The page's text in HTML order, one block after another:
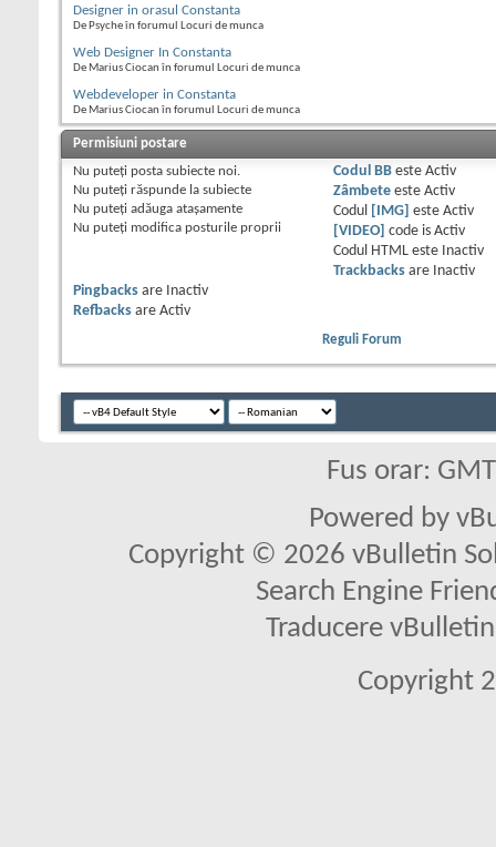
Designer in orasul Constanta
De Psyche în forumul Locuri de munca
Web Designer In Constanta
De Marius Ciocan în forumul Locuri de munca
Webdeveloper in Constanta
De Marius Ciocan în forumul Locuri de munca
Permisiuni postare
Nu puteţi posta subiecte noi.
Nu puteţi răspunde la subiecte
Nu puteţi adăuga ataşamente
Nu puteţi modifica posturile proprii
Codul BBeste Activ
Zâmbeteeste Activ
Codul
[IMG] este Activ
[VIDEO]
code is Activ
Codul HTML este
Inactiv
Trackbacksare
Inactiv
Pingbacks are
Inactiv
Refbacks are Activ
Reguli Forum
Fus orar:
Powered by
Copyright © 2026 vBulletin
Search Engine
Traducere
Copyright